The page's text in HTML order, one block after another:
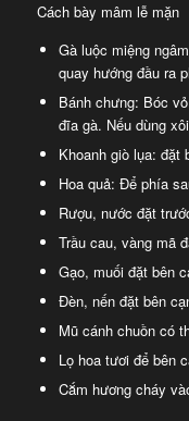
Cách bày mâm lễ mặn
Gà luộc miệng
quay hướng đầu ra
Bánh chưng: Bóc
đĩa gà. Nếu dùng
Khoanh giò lụa: đặt
Hoa quả: Để phía
Rượu, nước đặt
Trầu cau, vàng mã
Gạo, muối đặt bên
Đèn, nến đặt bên
Mũ cánh chuồn có
Lọ hoa tươi để bên
Cắm hương cháy